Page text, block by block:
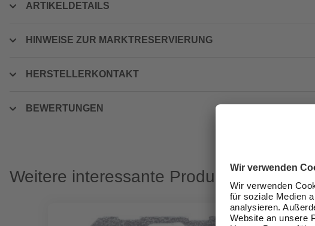
ARTIKELDETAILS
HINWEISE ZUR MARKTRESERVIERUNG
HERSTELLERKONTAKT
BEWERTUNGEN
Weitere interessante Produkte